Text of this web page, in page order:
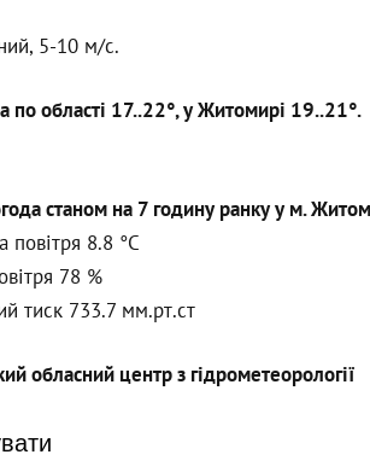
5-10 м/с.
по області 17..22°, у Житомирі 19..21°.
станом на 7 годину ранку у м.
повітря 8.8 °С
78 %
тиск 733.7 мм.рт.ст
обласний центр з гідрометеорології